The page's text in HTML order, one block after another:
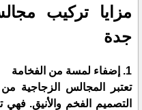
مزايا تركيب
جدة
1. إضفاء لمسة من الفخامة
تعتبر المجالس الزجاجية
التصميم الفخم والأنيق.